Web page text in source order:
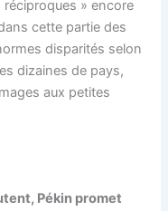
» encore
cette partie des
disparités selon
dizaines de pays,
aux petites
Pékin promet